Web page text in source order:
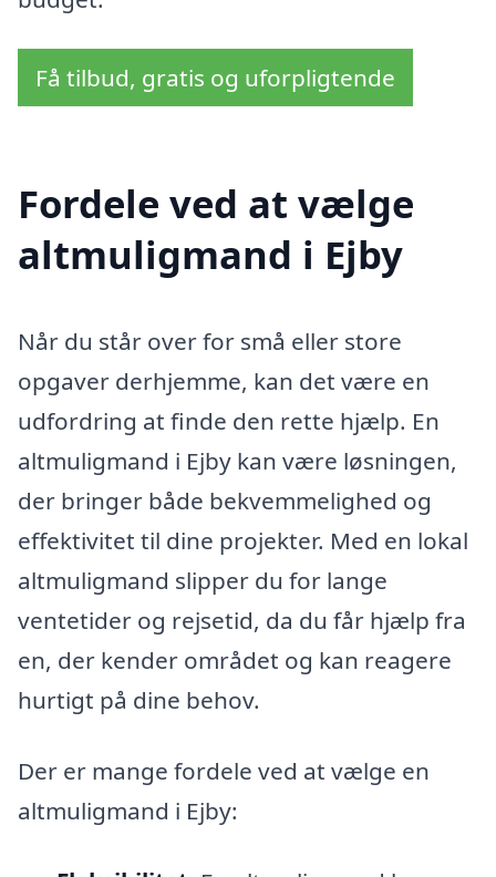
Få tilbud, gratis og uforpligtende
Fordele ved at vælge
altmuligmand i Ejby
Når du står over for små eller store
opgaver derhjemme, kan det være en
udfordring at finde den rette hjælp. En
altmuligmand i Ejby kan være løsningen,
der bringer både bekvemmelighed og
effektivitet til dine projekter. Med en lokal
altmuligmand slipper du for lange
ventetider og rejsetid, da du får hjælp fra
en, der kender området og kan reagere
hurtigt på dine behov.
Der er mange fordele ved at vælge en
altmuligmand i Ejby: